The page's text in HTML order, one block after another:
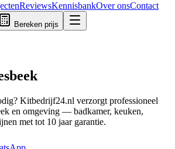
ReviewsKennisbankOver onsContact
Bereken prijs
Kitbedrijf24.nl verzorgt professioneel
en omgeving — badkamer, keuken,
met tot 10 jaar garantie.